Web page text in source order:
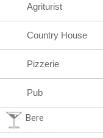
Agriturist
Country House
Pizzerie
Pub
Bere